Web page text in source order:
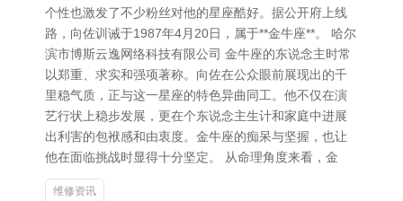
个性也激发了不少粉丝对他的星座酷好。据公开府上线
路，向佐训诫于1987年4月20日，属于**金牛座**。 哈尔
滨市博斯云逸网络科技有限公司 金牛座的东说念主时常
以郑重、求实和强项著称。向佐在公众眼前展现出的千
里稳气质，正与这一星座的特色异曲同工。他不仅在演
艺行状上稳步发展，更在个东说念主生计和家庭中进展
出利害的包袱感和由衷度。金牛座的痴呆与坚握，也让
他在面临挑战时显得十分坚定。 从命理角度来看，金
维修资讯